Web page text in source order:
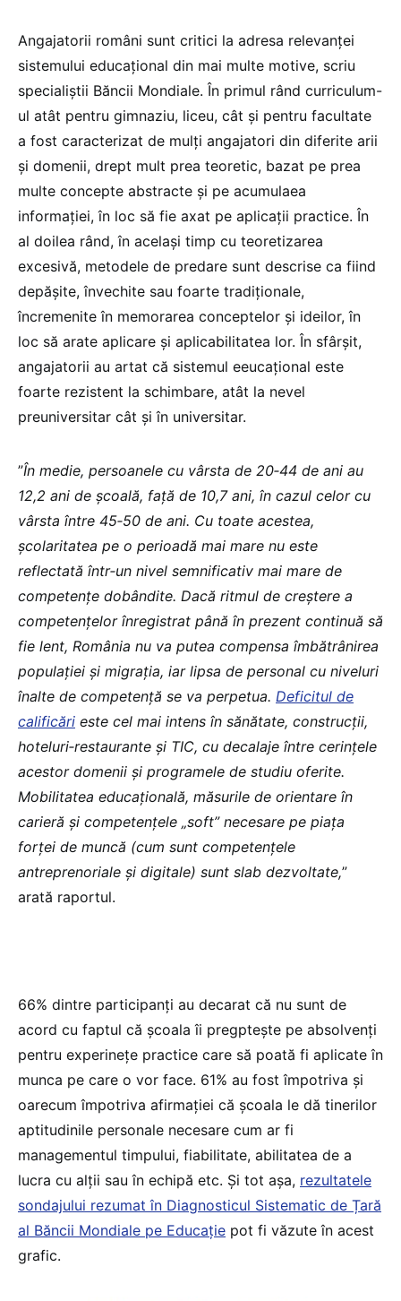
Angajatorii români sunt critici la adresa relevanței
sistemului educațional din mai multe motive, scriu
specialiștii Băncii Mondiale. În primul rând curriculum-
ul atât pentru gimnaziu, liceu, cât și pentru facultate
a fost caracterizat de mulți angajatori din diferite arii
și domenii, drept mult prea teoretic, bazat pe prea
multe concepte abstracte și pe acumulaea
informației, în loc să fie axat pe aplicații practice. În
al doilea rând, în același timp cu teoretizarea
excesivă, metodele de predare sunt descrise ca fiind
depășite, învechite sau foarte tradiționale,
încremenite în memorarea conceptelor și ideilor, în
loc să arate aplicare și aplicabilitatea lor. În sfârșit,
angajatorii au artat că sistemul eeucațional este
foarte rezistent la schimbare, atât la nevel
preuniversitar cât și în universitar.
”În medie, persoanele cu vârsta de 20‐44 de ani au
12,2 ani de şcoală, faţă de 10,7 ani, în cazul celor cu
vârsta între 45‐50 de ani. Cu toate acestea,
şcolaritatea pe o perioadă mai mare nu este
reflectată într‐un nivel semnificativ mai mare de
competențe dobândite. Dacă ritmul de creştere a
competențelor înregistrat până în prezent continuă să
fie lent, România nu va putea compensa îmbătrânirea
populaţiei şi migraţia, iar lipsa de personal cu niveluri
înalte de competenţă se va perpetua. Deficitul de
calificări este cel mai intens în sănătate, construcţii,
hoteluri‐restaurante şi TIC, cu decalaje între cerinţele
acestor domenii şi programele de studiu oferite.
Mobilitatea educaţională, măsurile de orientare în
carieră şi competenţele „soft” necesare pe piaţa
forţei de muncă (cum sunt competențele
antreprenoriale şi digitale) sunt slab dezvoltate,”
arată raportul.
66% dintre participanți au decarat că nu sunt de
acord cu faptul că școala îi pregptește pe absolvenți
pentru experinețe practice care să poată fi aplicate în
munca pe care o vor face. 61% au fost împotriva și
oarecum împotriva afirmației că școala le dă tinerilor
aptitudinile personale necesare cum ar fi
managementul timpului, fiabilitate, abilitatea de a
lucra cu alții sau în echipă etc. Și tot așa, rezultatele
sondajului rezumat în Diagnosticul Sistematic de Țară
al Băncii Mondiale pe Educație pot fi văzute în acest
grafic.